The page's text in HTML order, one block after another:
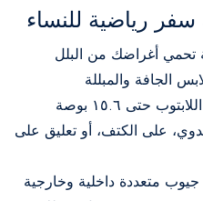
رياضية للنساء
تحمي أغراضك من البلل
الجافة والمبللة
حتى ١٥.٦ بوصة
على الكتف، أو تعليق على
متعددة داخلية وخارجية